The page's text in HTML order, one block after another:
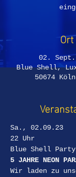
02.
Blue Shell,
50674
Sa., 02.09.23
22 Uhr
Blue Shell
5 JAHRE NEON
Wir laden zu